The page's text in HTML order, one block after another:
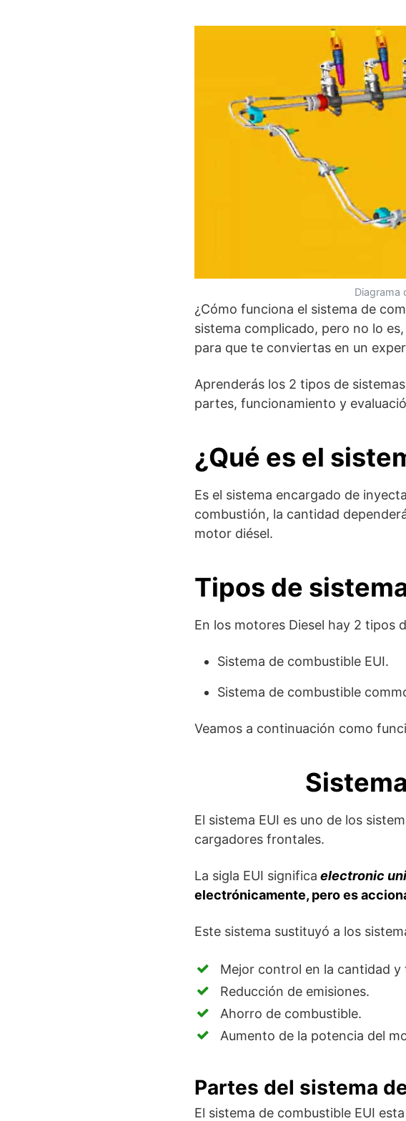
Diagrama
¿Cómo funciona el sistema de
sistema complicado, pero no lo
para que te conviertas en un
Aprenderás los 2 tipos de
partes, funcionamiento y
¿Qué es el
Es el sistema encargado de
combustión, la cantidad
motor diésel.
Tipos de
En los motores Diesel hay 2 tipos
Sistema de combustible EUI.
Sistema de combustible
Veamos a continuación como
El sistema EUI es uno de los
cargadores frontales.
La sigla EUI significa electronic
electrónicamente, pero es
Este sistema sustituyó a los
Mejor control en la cantidad
Reducción de emisiones.
Ahorro de combustible.
Aumento de la potencia del
Partes del sistema
El sistema de combustible EUI